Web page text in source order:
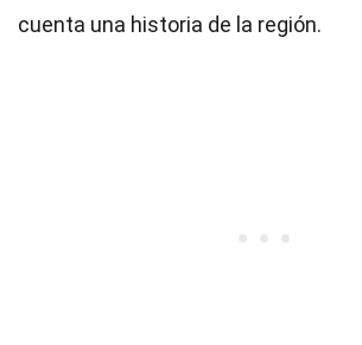
cuenta una historia de la región.